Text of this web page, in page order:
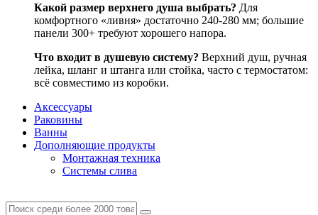
Какой размер верхнего душа выбрать? Для
комфортного «ливня» достаточно 240-280 мм; большие
панели 300+ требуют хорошего напора.
Что входит в душевую систему? Верхний душ, ручная
лейка, шланг и штанга или стойка, часто с термостатом:
всё совместимо из коробки.
Аксессуары
Раковины
Ванны
Дополняющие продукты
Монтажная техника
Системы слива